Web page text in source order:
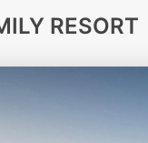
RESORT